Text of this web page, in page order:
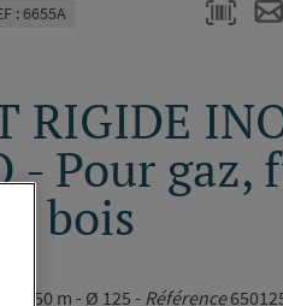
: 6655A
RIGIDE
- Pour gaz,
bois
0.50 m - Ø 125 - Référence